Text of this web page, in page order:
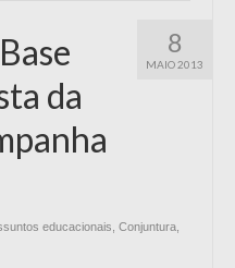
8
MAIO 2013
da
educacionais Conjuntura